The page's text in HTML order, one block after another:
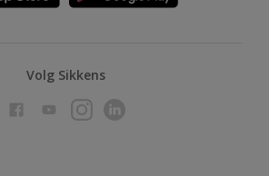
Volg Sikkens